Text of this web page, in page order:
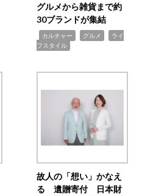
グルメから雑貨まで約
30ブランドが集結
カルチャー グルメ
ライ
フスタイル
故人の「想い」かなえ
る 遺贈寄付 日本財